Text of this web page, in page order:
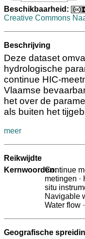
Beschikbaarheid:
Creative Commons
Beschrijving
Deze dataset
hydrologische
continue HIC-
Vlaamse
het over de
als buiten het
meer
Reikwijdte
Kernwoorden:Continue
metingen ·
situ
Navigable
Water flow
Geografische